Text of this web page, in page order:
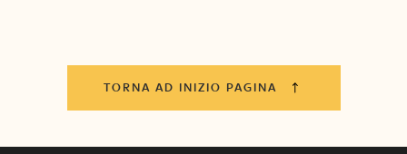
TORNA AD INIZIO PAGINA